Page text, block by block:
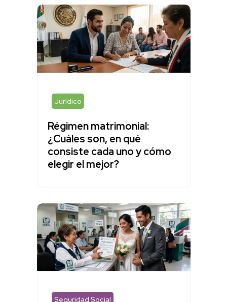
Jurídico
Régimen matrimonial:
¿Cuáles son, en qué
consiste cada uno y cómo
elegir el mejor?
Seguridad Social